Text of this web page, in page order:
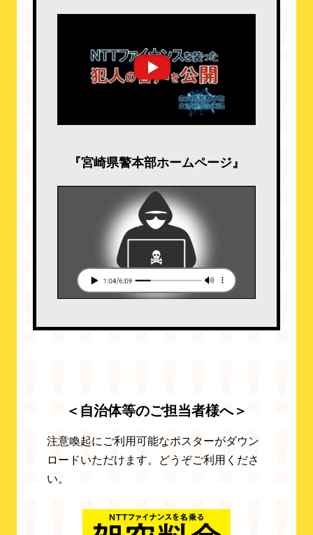
『宮崎県警本部ホームページ』
＜自治体等のご担当者様へ＞
注意喚起にご利用可能なポスターがダウン
ロードいただけます。どうぞご利用くださ
い。